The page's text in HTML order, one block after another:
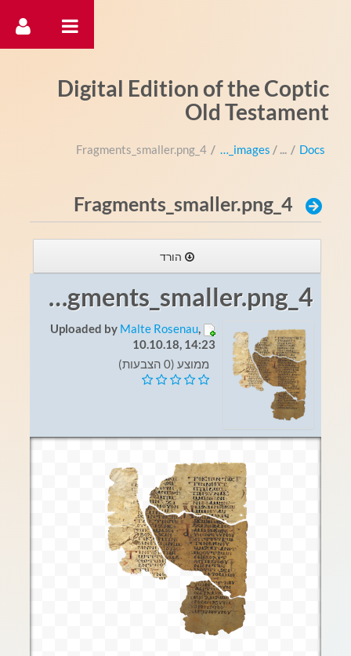
Digital Edition of the Coptic
Old Testament
Docs
/
Website_images
/
4_Fragments_smaller.png
4_Fragments_smaller.png
הורד
4_Fragments_smaller.png
Uploaded by Malte Rosenau,
10.10.18, 14:23
ממוצע (0 הצבעות)